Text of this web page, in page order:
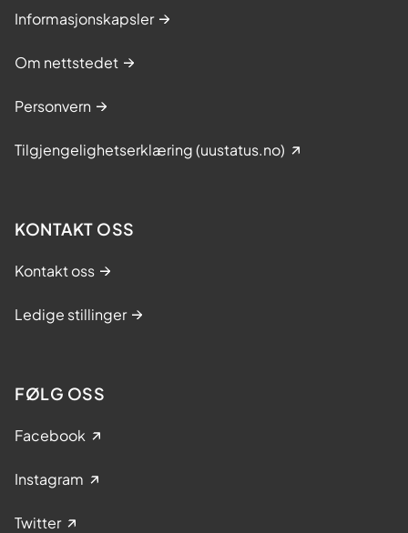
Informasjonskapsler
Om nettstedet
Personvern
Tilgjengelighetserklæring (uustatus.no)
KONTAKT OSS
Kontakt oss
Ledige stillinger
FØLG OSS
Facebook
Instagram
Twitter